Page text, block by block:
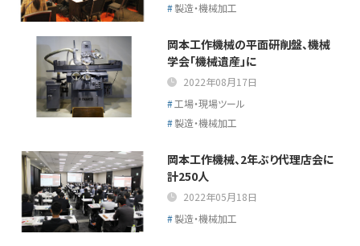
製造・機械加工
岡本工作機械の平面研削盤、機械
学会「機械遺産」に
2022年08月17日
工場・現場ツール
製造・機械加工
岡本工作機械、2年ぶり代理店会に
計250人
2022年05月18日
製造・機械加工